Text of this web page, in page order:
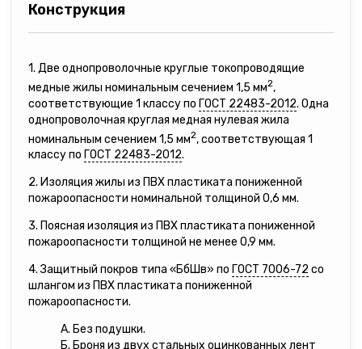
Конструкция
1. Две однопроволочные круглые токопроводящие
медные жилы номинальным сечением 1,5 мм2,
соответствующие 1 классу по ГОСТ 22483-2012. Одна
однопроволочная круглая медная нулевая жила
номинальным сечением 1,5 мм2, соответствующая 1
классу по ГОСТ 22483-2012.
2. Изоляция жилы из ПВХ пластиката пониженной
пожароопасности номинальной толщиной 0,6 мм.
3. Поясная изоляция из ПВХ пластиката пониженной
пожароопасности толщиной не менее 0,9 мм.
4. Защитный покров типа «БбШв» по ГОСТ 7006-72 со
шлангом из ПВХ пластиката пониженной
пожароопасности.
А. Без подушки.
Б. Броня из двух стальных оцинкованных лент